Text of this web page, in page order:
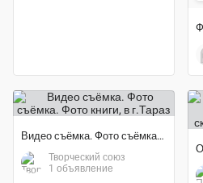
Видео съёмка. Фото съёмка. Фото книги
Творческий союз
1 объявление